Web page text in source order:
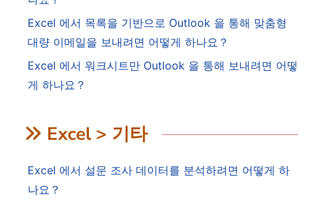
Excel 에서 목록을 기반으로 Outlook 을 통해 맞춤형
대량 이메일을 보내려면 어떻게 하나요？
Excel 에서 워크시트만 Outlook 을 통해 보내려면 어떻
게 하나요？
Excel > 기타
Excel 에서 설문 조사 데이터를 분석하려면 어떻게 하
나요？